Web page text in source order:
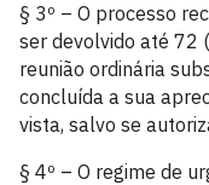
§ 3º – O processo
ser devolvido até 72
reunião ordinária
concluída a sua
vista, salvo se
§ 4º – O regime de